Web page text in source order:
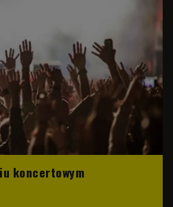
koncertowym